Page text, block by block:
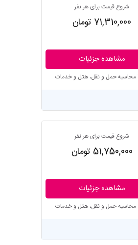
شروع قیمت برای هر نفر
71,310,000 تومان
مشاهده جزئیات
محاسبه حمل و نقل، هتل و خدمات
شروع قیمت برای هر نفر
51,750,000 تومان
مشاهده جزئیات
محاسبه حمل و نقل، هتل و خدمات